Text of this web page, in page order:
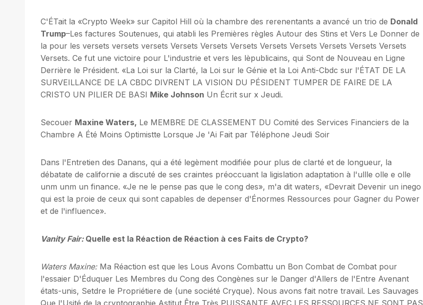
C'ÉTait la «Crypto Week» sur Capitol Hill où la chambre des rerenentants a avancé un trio de Donald
Trump–Les factures Soutenues, qui atabli les Premières règles Autour des Stins et Vers Le Donner de
la pour les versets versets versets Versets Versets Versets Versets Versets Versets Versets Versets
Versets. Ce fut une victoire pour L'industrie et vers les lèpublicains, qui Sont de Nouveau en Ligne
Derrière le Président. «La Loi sur la Clarté, la Loi sur le Génie et la Loi Anti-Cbdc sur l'ÉTAT DE LA
SURVEILLANCE DE LA CBDC DIVRENT LA VISION DU PÉSIDENT TUMPER DE FAIRE DE LA
CRISTO UN PILIER DE BASI Mike Johnson Un Écrit sur x Jeudi.
Secouer Maxine Waters, Le MEMBRE DE CLASSEMENT DU Comité des Services Financiers de la
Chambre A Été Moins Optimistte Lorsque Je 'Ai Fait par Téléphone Jeudi Soir
Dans l'Entretien des Danans, qui a été legèment modifiée pour plus de clarté et de longueur, la
débatate de californie a discuté de ses craintes préoccuant la ligislation adaptation à l'ullle olle e olle
unm unm un finance. «Je ne le pense pas que le cong des», m'a dit waters, «Devrait Devenir un inego
qui est la proie de ceux qui sont capables de depenser d'Énormes Ressources pour Gagner du Power
et de l'influence».
Vanity Fair:Quelle est la Réaction de Réaction à ces Faits de Crypto?
Waters Maxine:Ma Réaction est que les Lous Avons Combattu un Bon Combat de Combat pour
l'essaier D'Éduquer Les Membres du Cong des Congènes sur le Danger d'Allers de l'Entre Avenant
états-unis, Setdre le Propriétiere de (une société Cryque). Nous avons fait notre travail. Les Sauvages
Que l'Usité de la cryptographie Astitut Être Très PUISSANTE AVEC LES RESSOURCES NE SONT PAS